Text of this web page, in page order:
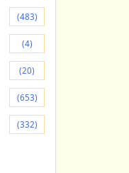
(483)
(4)
(20)
(653)
(332)